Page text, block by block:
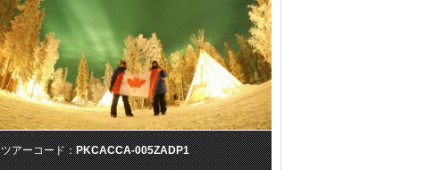
ツアーコード：PKCACCA-005ZADP1